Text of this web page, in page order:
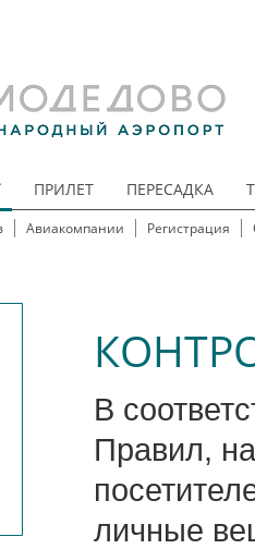
ПРИЛЕТ ПЕРЕСАДКА
Авиакомпании Регистрация
В
Правил,
личные